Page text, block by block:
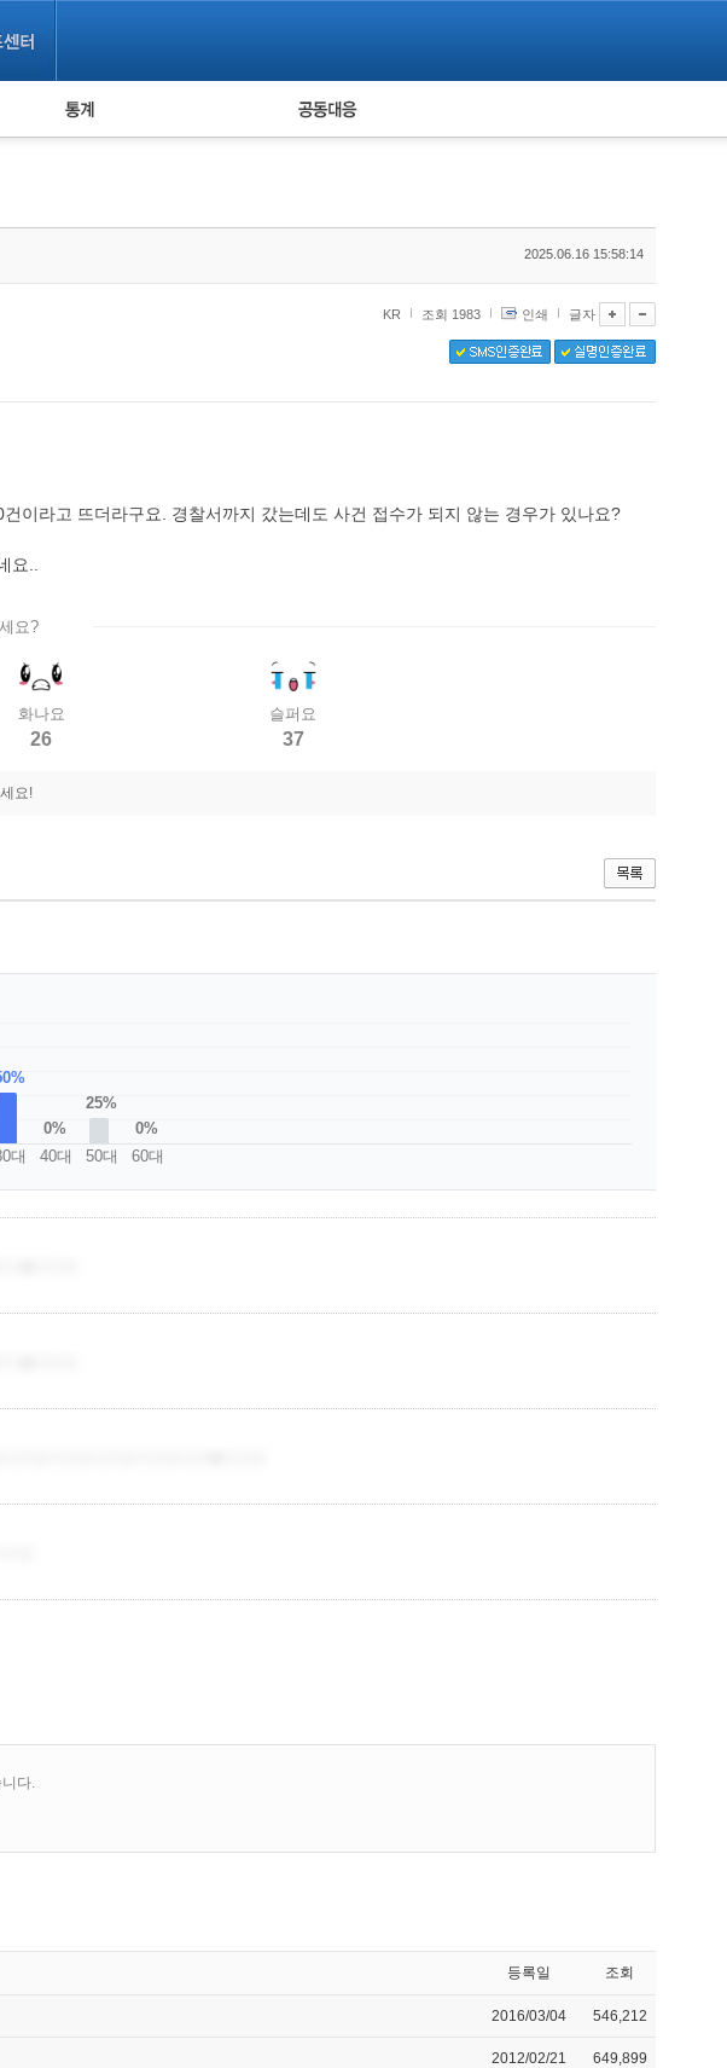
누적 피해사례 통계 피해자 공동대응
2025.06.16 15:58:14
KR 조회 1983 인쇄 글자
이라고 뜨더라구요. 경찰서까지 갔는데도 사건 접수가 되지 않는 경우가 있나요?
..
요?
화나요
26
슬퍼요
37
요!
대
0%
40대
25%
50대
0%
60대
등록일 조회
2016/03/04 546,212
2012/02/21 649,899